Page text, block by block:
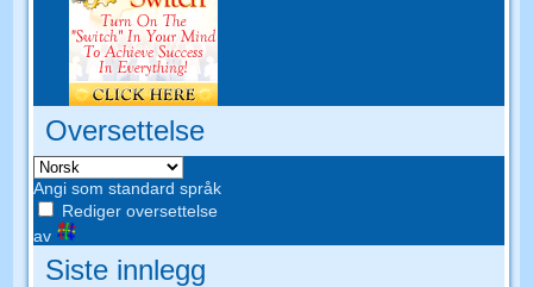
Oversettelse
Angi som standard språk
Rediger oversettelse
av
Siste innlegg